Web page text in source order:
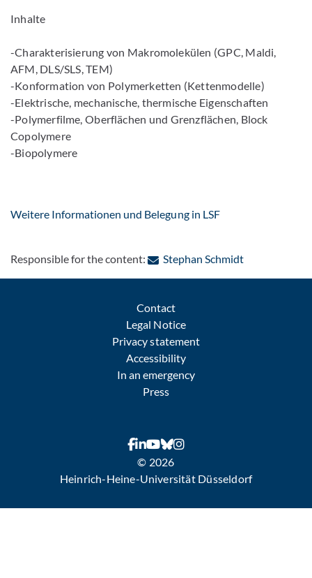
Inhalte
-Charakterisierung von Makromolekülen (GPC, Maldi,
AFM, DLS/SLS, TEM)
-Konformation von Polymerketten (Kettenmodelle)
-Elektrische, mechanische, thermische Eigenschaften
-Polymerfilme, Oberflächen und Grenzflächen, Block
Copolymere
-Biopolymere
Weitere Informationen und Belegung in LSF
Responsible for the content: Stephan Schmidt: Contact by
Contact
Legal Notice
Privacy statement
Accessibility
In an emergency
Press
© 2026
Heinrich-Heine-Universität Düsseldorf